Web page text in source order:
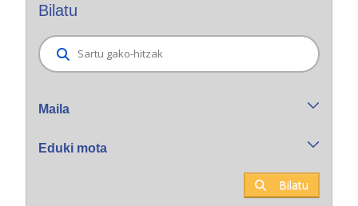
Bilatu
Maila
Eduki mota
Bilatu